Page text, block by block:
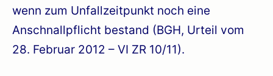
wenn zum Unfallzeitpunkt noch eine
Anschnallpflicht bestand (BGH, Urteil vom
28. Februar 2012 – VI ZR 10/11).